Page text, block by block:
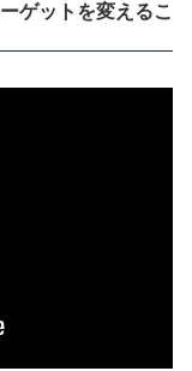
ゲットを変えるこ